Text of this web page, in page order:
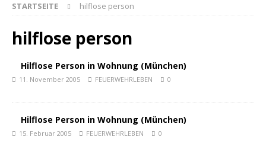
STARTSEITE hilflose person
hilflose person
Hilflose Person in Wohnung (München)
11. November 2005 FEUERWEHRLEBEN 0
Hilflose Person in Wohnung (München)
15. Februar 2005 FEUERWEHRLEBEN 0